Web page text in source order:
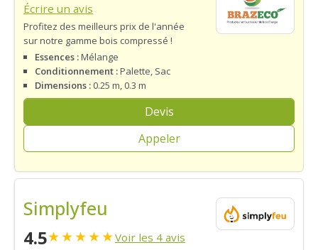
BLOG
ESPACE PRO
Écrire un avis
Profitez des meilleurs prix de l'année
sur notre gamme bois compressé !
Essences :Mélange
Conditionnement :Palette, Sac
Dimensions : 0.25 m, 0.3 m
Devis
Appeler
Simplyfeu
4.5★★★★★Voir les 4 avis